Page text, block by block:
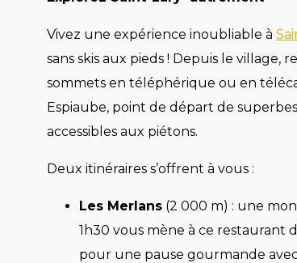
Vivez une expérience inoubliable à
sans skis aux pieds ! Depuis le village,
sommets en téléphérique ou en
Espiaube, point de départ de
accessibles aux piétons.
Deux itinéraires s’offrent à vous :
Les Merlans (2 000 m) : une
1h30 vous mène à ce restaurant
pour une pause gourmande